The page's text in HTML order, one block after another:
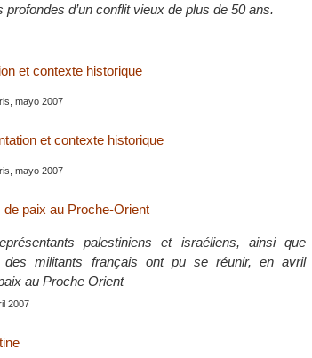
d’un conflit vieux de plus de 50 ans.
et contexte historique
mayo 2007
et contexte historique
mayo 2007
paix au Proche-Orient
palestiniens et israéliens, ainsi
des militants français ont pu se réunir, en avril
au Proche Orient
2007